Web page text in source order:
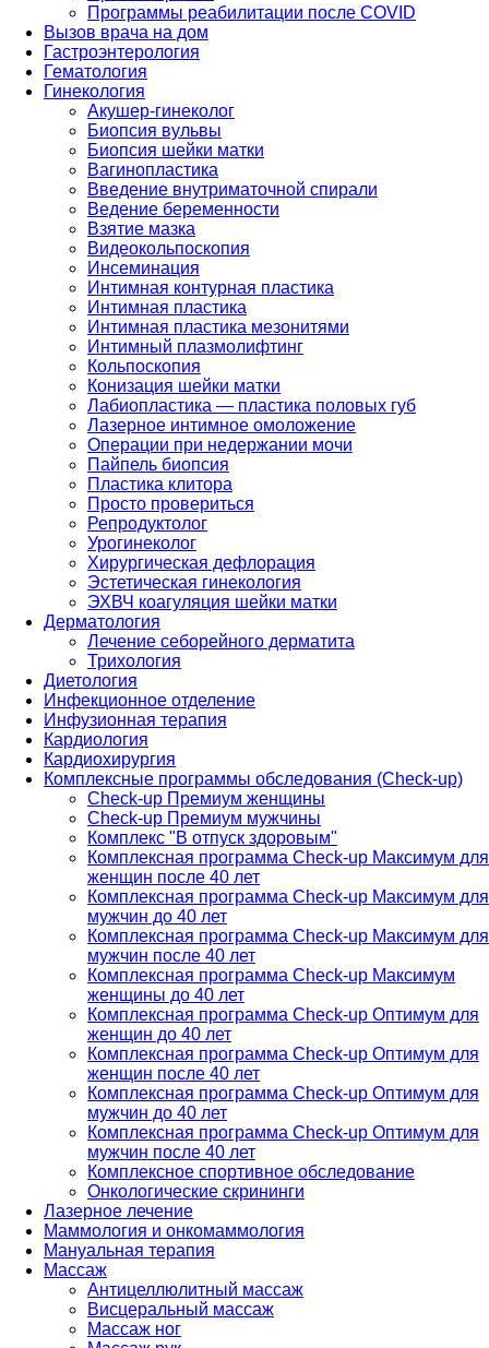
Программы реабилитации после СOVID
Вызов врача на дом
Гастроэнтерология
Гематология
Гинекология
Акушер-гинеколог
Биопсия вульвы
Биопсия шейки матки
Вагинопластика
Введение внутриматочной спирали
Ведение беременности
Взятие мазка
Видеокольпоскопия
Инсеминация
Интимная контурная пластика
Интимная пластика
Интимная пластика мезонитями
Интимный плазмолифтинг
Кольпоскопия
Конизация шейки матки
Лабиопластика — пластика половых губ
Лазерное интимное омоложение
Операции при недержании мочи
Пайпель биопсия
Пластика клитора
Просто провериться
Репродуктолог
Урогинеколог
Хирургическая дефлорация
Эстетическая гинекология
ЭХВЧ коагуляция шейки матки
Дерматология
Лечение себорейного дерматита
Трихология
Диетология
Инфекционное отделение
Инфузионная терапия
Кардиология
Кардиохирургия
Комплексные программы обследования (Check-up)
Check-up Премиум женщины
Check-up Премиум мужчины
Комплекс "В отпуск здоровым"
Комплексная программа Check-up Максимум для
женщин после 40 лет
Комплексная программа Check-up Максимум для
мужчин до 40 лет
Комплексная программа Check-up Максимум для
мужчин после 40 лет
Комплексная программа Check-up Максимум
женщины до 40 лет
Комплексная программа Check-up Оптимум для
женщин до 40 лет
Комплексная программа Check-up Оптимум для
женщин после 40 лет
Комплексная программа Check-up Оптимум для
мужчин до 40 лет
Комплексная программа Check-up Оптимум для
мужчин после 40 лет
Комплексное спортивное обследование
Онкологические скрининги
Лазерное лечение
Маммология и онкомаммология
Мануальная терапия
Массаж
Антицеллюлитный массаж
Висцеральный массаж
Массаж ног